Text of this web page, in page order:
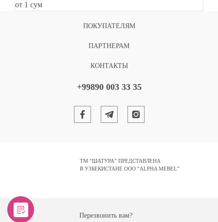
от 1 сум
Перезвонить вам?
ПОКУПАТЕЛЯМ
ПАРТНЕРАМ
КОНТАКТЫ
+99890 003 33 35
ТМ “ШАТУРА” ПРЕДСТАВЛЕНА
В УЗБЕКИСТАНЕ ООО “ALPHA MEBEL”